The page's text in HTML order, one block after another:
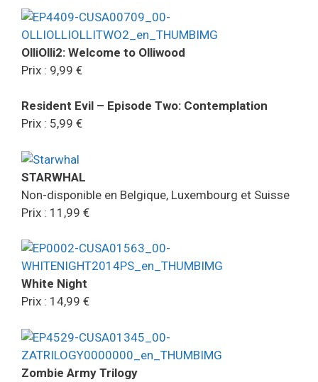
OlliOlli2: Welcome to Olliwood
Prix : 9,99 €
Resident Evil – Episode Two: Contemplation
Prix : 5,99 €
STARWHAL
Non-disponible en Belgique, Luxembourg et Suisse
Prix : 11,99 €
White Night
Prix : 14,99 €
Zombie Army Trilogy